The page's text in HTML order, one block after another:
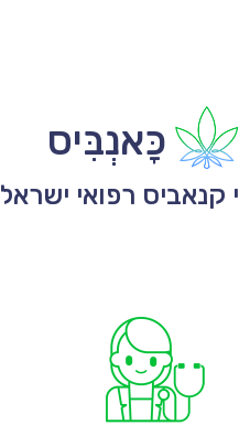
כָּאנְבִּיס
קנאביס רפואי ישראל